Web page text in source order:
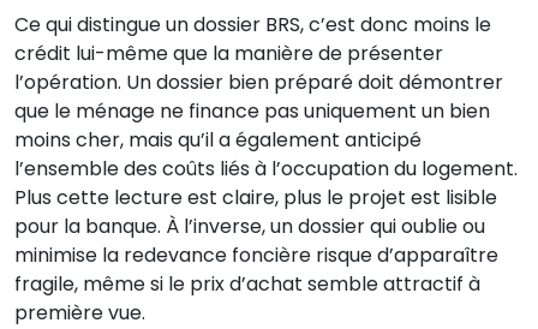
Ce qui distingue un dossier BRS, c’est donc moins le
crédit lui-même que la manière de présenter
l’opération. Un dossier bien préparé doit démontrer
que le ménage ne finance pas uniquement un bien
moins cher, mais qu’il a également anticipé
l’ensemble des coûts liés à l’occupation du logement.
Plus cette lecture est claire, plus le projet est lisible
pour la banque. À l’inverse, un dossier qui oublie ou
minimise la redevance foncière risque d’apparaître
fragile, même si le prix d’achat semble attractif à
première vue.